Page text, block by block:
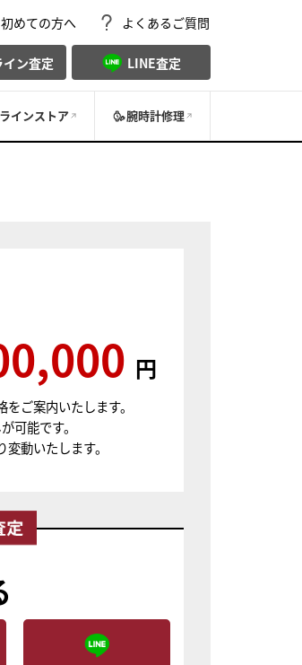
初めての方へ よくあるご質問
イン査定 LINE査定
インストア 腕時計修理
円
ご案内いたします。
可能です。
動いたします。